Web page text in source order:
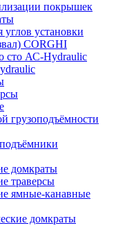
покрышек
установки
CORGHI
сто АС-Hydraulic
грузоподъёмности
домкраты
траверсы
ямные-канавные
домкраты